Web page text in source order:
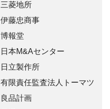
三菱地所
伊藤忠商事
博報堂
日本M&Aセンター
日立製作所
有限責任監査法人トーマツ
良品計画